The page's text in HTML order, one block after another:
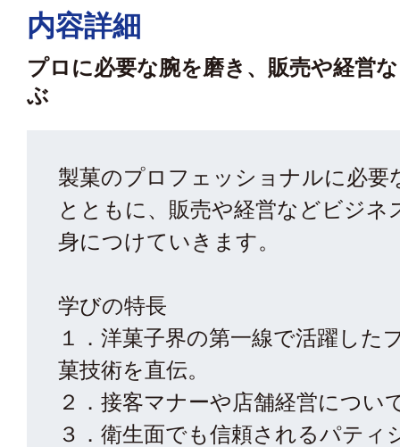
内容詳細
プロに必要な腕を磨き、販売や経営
ぶ
製菓のプロフェッショナルに必要
とともに、販売や経営などビジネ
身につけていきます。
学びの特長
１．洋菓子界の第一線で活躍した
菓技術を直伝。
２．接客マナーや店舗経営につい
３．衛生面でも信頼されるパティ